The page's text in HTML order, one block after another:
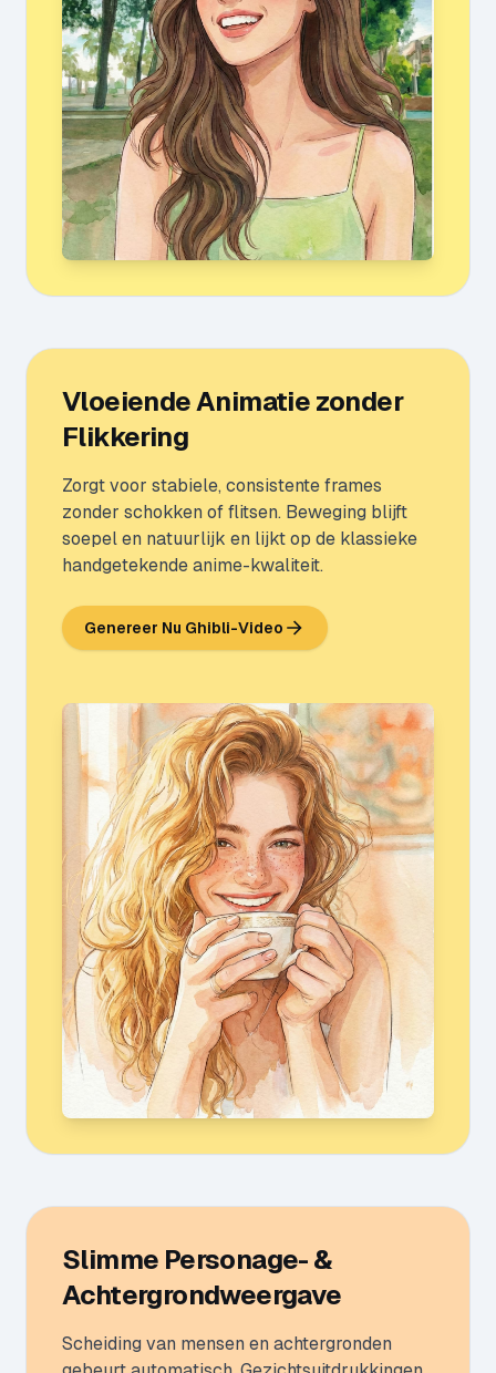
Vloeiende Animatie zonder
Flikkering
Zorgt voor stabiele, consistente frames
zonder schokken of flitsen. Beweging blijft
soepel en natuurlijk en lijkt op de klassieke
handgetekende anime-kwaliteit.
Genereer Nu Ghibli-Video
Slimme Personage- &
Achtergrondweergave
Scheiding van mensen en achtergronden